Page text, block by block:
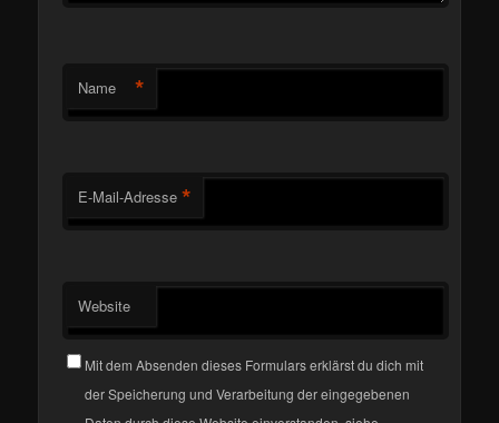
Name *
E-Mail-Adresse *
Website
Mit dem Absenden dieses Formulars erklärst du dich mit
der Speicherung und Verarbeitung der eingegebenen